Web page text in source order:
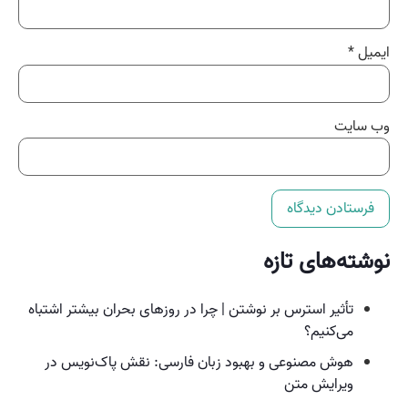
ایمیل*
وب‌ سایت
نوشته‌های تازه
تأثیر استرس بر نوشتن | چرا در روزهای بحران بیشتر اشتباه
می‌کنیم؟
هوش مصنوعی و بهبود زبان فارسی: نقش پاک‌نویس در
ویرایش متن